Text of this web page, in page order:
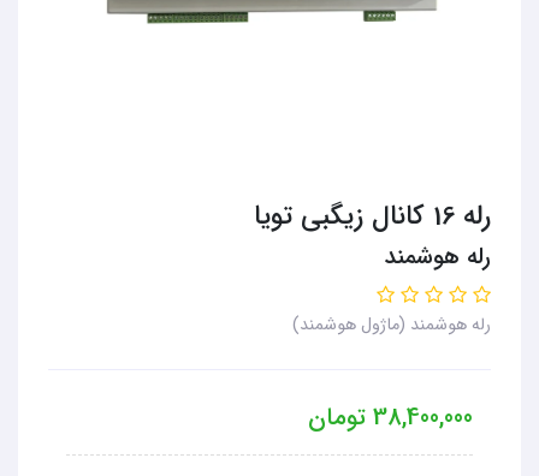
رله 16 کانال زیگبی تویا
رله هوشمند
رله هوشمند (ماژول هوشمند)
38,400,000تومان